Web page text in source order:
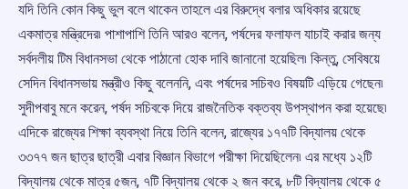
যদি তিনি কোন কিছু ভুল বলে থাকেন তাহলে এর বিরুদ্ধে বলার অধিকার রয়েছে
একমাত্র মন্ত্রিদের৷ পাশাপাশি তিনি আরও বলেন, পর্ষদের ফলাফল যাচাই করার জন্য
সর্বদলীয় টিম বিধানসভা থেকে পাঠানো হোক দাবি জানানো হয়েছিল৷ কিন্তু, সেবিষয়ে
সেদিন বিধানসভায় মন্ত্রীও কিছু বলেননি, এবং পর্ষদের সচিবও বিষয়টি এড়িয়ে গেছেন৷
সুদীপবাবু মনে করেন, পর্ষদ সচিবকে দিয়ে রাজনৈতিক বক্তব্য উপস্থাপন করা হয়েছে৷
এদিকে রাজ্যের শিক্ষা ব্যবস্থা নিয়ে তিনি বলেন, রাজ্যের ১৭৭টি বিদ্যালয় থেকে
৩৩৭৭ জন ছাত্র ছাত্রী এবার বিজ্ঞান বিভাগে পরীক্ষা দিয়েছিলেন৷ এর মধ্যে ১২টি
বিদ্যালয় থেকে মাত্র ৫জন, ৭টি বিদ্যালয় থেকে ২ জন করে, ৮টি বিদ্যালয় থেকে ৫